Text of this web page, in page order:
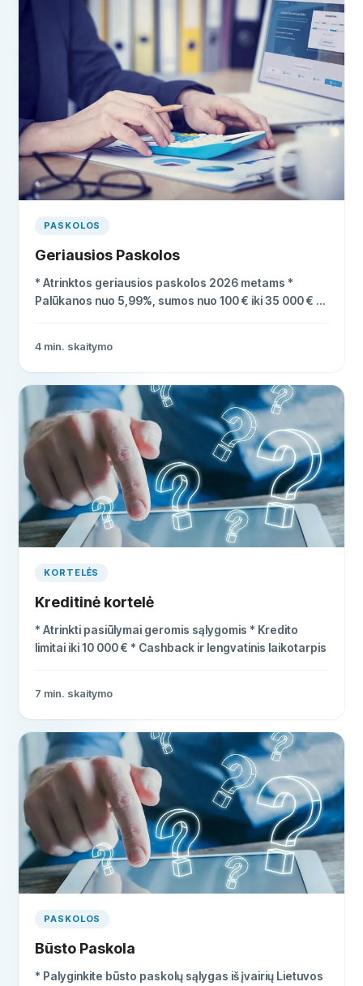
PASKOLOS
Geriausios Paskolos
* Atrinktos geriausios paskolos 2026 metams *
Palūkanos nuo 5,99%, sumos nuo 100 € iki 35 000 € *
4 min. skaitymo
KORTELĖS
Kreditinė kortelė
* Atrinkti pasiūlymai geromis sąlygomis * Kredito
limitai iki 10 000 € * Cashback ir lengvatinis laikotarpis
7 min. skaitymo
PASKOLOS
Būsto Paskola
* Palyginkite būsto paskolų sąlygas iš įvairių Lietuvos